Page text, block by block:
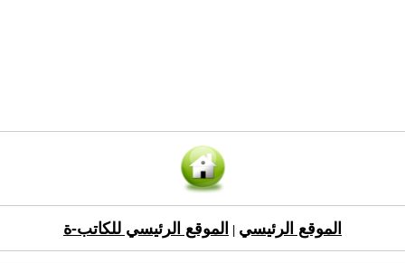
الموقع الرئيسي الموقع الرئيسي للكاتب-ة